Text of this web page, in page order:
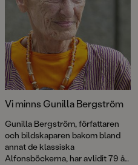
Vi minns Gunilla Bergström
Gunilla Bergström, författaren
och bildskaparen bakom bland
annat de klassiska
Alfonsböckerna, har avlidit 79 år